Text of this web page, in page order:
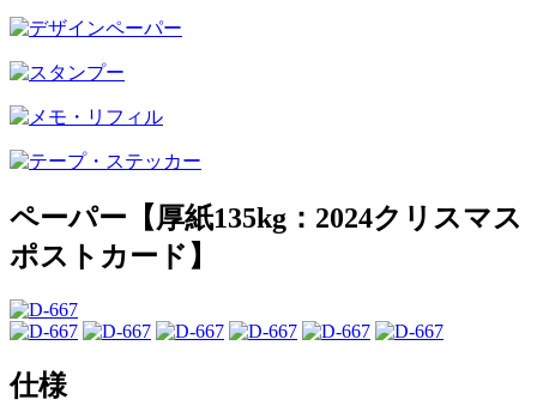
ペーパー【厚紙135kg：2024クリスマス
ポストカード】
仕様